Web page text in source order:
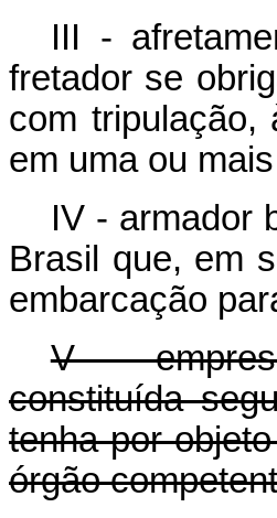
III -
fretador se
com tripulação,
em uma ou
IV - armador
Brasil que, em
embarcação
V -
constituída
tenha por
órgão